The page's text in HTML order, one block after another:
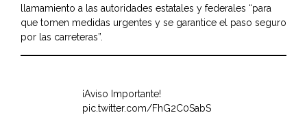
llamamiento a las autoridades estatales y federales “para
que tomen medidas urgentes y se garantice el paso seguro
por las carreteras”.
¡Aviso Importante!
pic.twitter.com/FhG2C0SabS